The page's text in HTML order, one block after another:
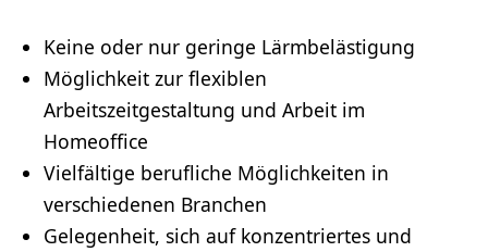
Keine oder nur geringe Lärmbelästigung
Möglichkeit zur flexiblen
Arbeitszeitgestaltung und Arbeit im
Homeoffice
Vielfältige berufliche Möglichkeiten in
verschiedenen Branchen
Gelegenheit, sich auf konzentriertes und